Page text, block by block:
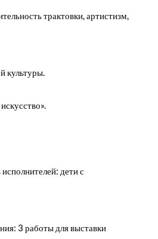
трактовки, артистизм,
культуры.
дети с
3 работы для выставки